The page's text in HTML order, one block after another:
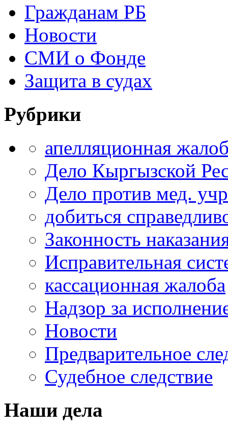
Гражданам РБ
Новости
СМИ о Фонде
Защита в судах
Рубрики
апелляционная
Дело Кыргызской
Дело против мед.
добиться
Законность
Исправительная
кассационная жалоба
Надзор за
Новости
Предварительное
Судебное следствие
Наши дела